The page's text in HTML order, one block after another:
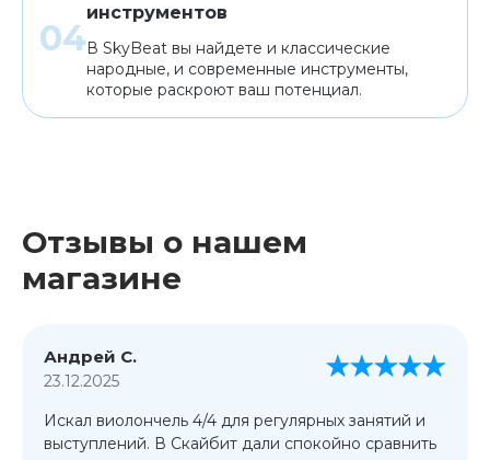
инструментов
В SkyBeat вы найдете и классические
народные, и современные инструменты,
которые раскроют ваш потенциал.
Отзывы о нашем
магазине
Андрей С.
23.12.2025
Искал виолончель 4/4 для регулярных занятий и
выступлений. В Скайбит дали спокойно сравнить